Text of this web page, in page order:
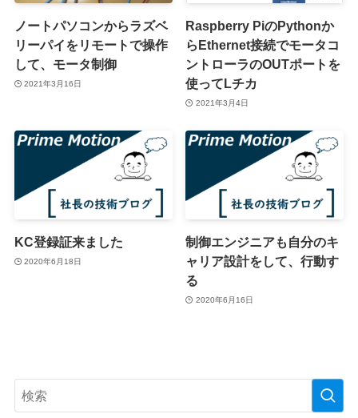
ノートパソコンからラズベ
リーパイをリモートで操作
して、モータ制御
2021年3月16日
Raspberry PiのPythonか
らEthernet接続でモータコ
ントローラのOUTポートを
使ってLチカ
2021年3月4日
KC登録証来ました
2020年6月18日
制御エンジニアも自分のキ
ャリア設計をして、行動す
る
2020年6月16日